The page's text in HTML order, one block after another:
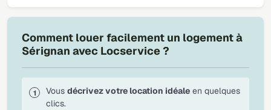
Comment louer facilement un logement à
Sérignan avec Locservice ?
Vous décrivez votre location idéale en quelques
clics.